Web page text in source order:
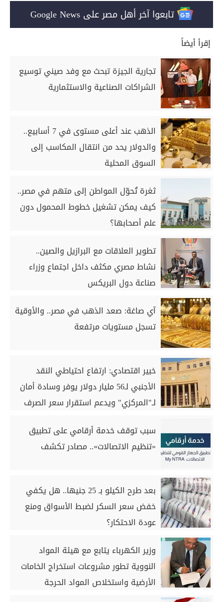
تابعوا آخر أهل مصر على Google News
إقرأ أيضاً
تجارية الجيزة تبحث مع وفد صيني توسيع
الشراكات الصناعية والاستثمارية
الذهب عند أعلى مستوى في 7 أسابيع..
والدولار يحد من انتقال المكاسب إلى
السوق المحلية
ثغرة تُحوّل المواطن إلى متهم في مصر..
كيف يمكن تشغيل خطوط المحمول دون
علم أصحابها؟
تطوير العلاقات مع البرازيل والصين..
نشاط مصري مكثف داخل اجتماع وزراء
صناعة دول البريكس
آي صاغة: صعد الذهب في مصر.. والأوقية
تسجل مستويات مرتفعة
خبير اقتصادي: ارتفاع احتياطي النقد
الأجنبي لـ56 مليار دولار يوفر وسادة أمان
لـ"المركزي" ويدعم استقرار سعر الصرف
سبب توقف خدمة أرقامي على تطبيق
«تنظيم الاتصالات».. مصادر تكشف
بعد طرح الكيلو بـ 25 جنيها.. هل يكفي
خفض سعر السكر لضبط الأسواق ومنع
عودة الاحتكار؟
وزير الكهرباء يتابع مع هيئة المواد
النووية تطور مشروعات استخراج الخامات
الأرضية واستخلاص المواد الحرجة